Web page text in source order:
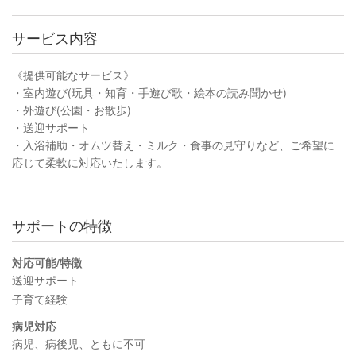
サービス内容
《提供可能なサービス》
・室内遊び(玩具・知育・手遊び歌・絵本の読み聞かせ)
・外遊び(公園・お散歩)
・送迎サポート
・入浴補助・オムツ替え・ミルク・食事の見守りなど、ご希望に
応じて柔軟に対応いたします。
サポートの特徴
対応可能/特徴
送迎サポート
子育て経験
病児対応
病児、病後児、ともに不可